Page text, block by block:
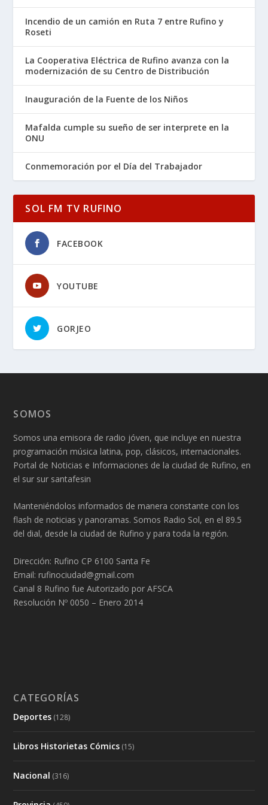
Incendio de un camión en Ruta 7 entre Rufino y
Roseti
La Cooperativa Eléctrica de Rufino avanza con la
modernización de su Centro de Distribución
Inauguración de la Fuente de los Niños
Mafalda cumple su sueño de ser interprete en la
ONU
Conmemoración por el Día del Trabajador
SOL FM TV RUFINO
FACEBOOK
YOUTUBE
GORJEO
SOMOS
Somos una emisora de radio jóven, que incluye en nuestra
programación música latina, pop, clásicos, internacionales.
Portal de Noticias e Informaciones de la ciudad de Rufino, en
el sur sur santafesin
Manteniéndolos informados de manera constante con los
flash de noticias y panoramas. Somos Radio Sol, en el 89.5
del dial, desde la ciudad de Rufino y para toda la región.
Dirección: Rufino CP 6100 Santa Fe
Email: rufinociudad@gmail.com
Canal 8 Rufino fue Autorizado por AFSCA
Resolución Nº 0050 – Enero 2014
CATEGORÍAS
Deportes (128)
Libros Historietas Cómics (15)
Nacional (316)